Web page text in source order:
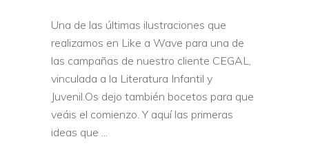
Una de las últimas ilustraciones que
realizamos en Like a Wave para una de
las campañas de nuestro cliente CEGAL,
vinculada a la Literatura Infantil y
Juvenil.Os dejo también bocetos para que
veáis el comienzo. Y aquí las primeras
ideas que